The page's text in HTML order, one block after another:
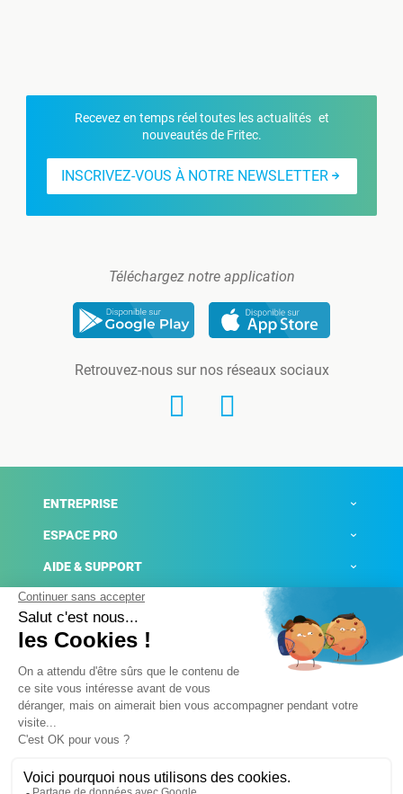
Recevez en temps réel toutes les actualités et
nouveautés de Fritec.
INSCRIVEZ-VOUS À NOTRE NEWSLETTER
Téléchargez notre application
Retrouvez-nous sur nos réseaux sociaux
ENTREPRISE
ESPACE PRO
AIDE & SUPPORT
ACTUALITÉS
Mentions légales
Conditions générales de ventes